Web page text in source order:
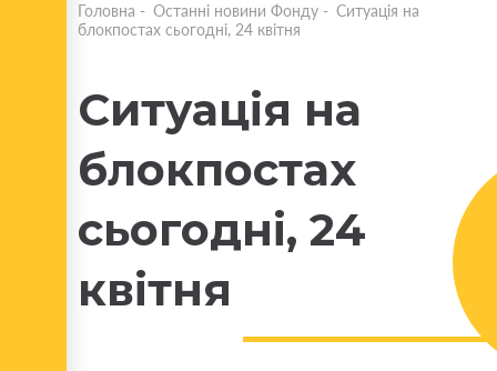
Головна - Останні новини Фонду - Ситуація на
блокпостах сьогодні, 24 квітня
Ситуація на
блокпостах
сьогодні, 24
квітня